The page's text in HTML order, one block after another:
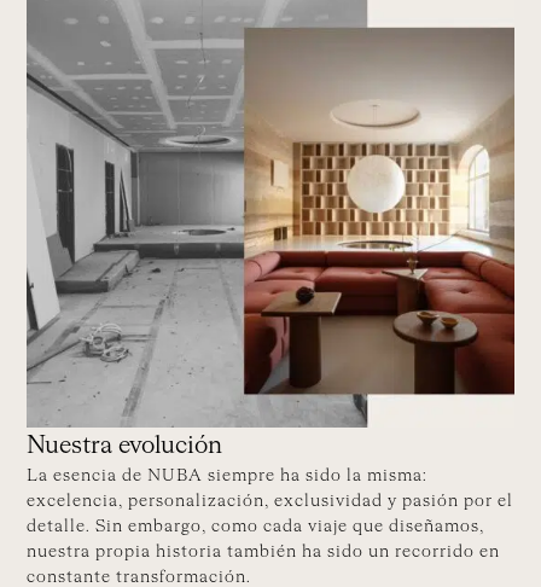
Nuestra evolución
La esencia de NUBA siempre ha sido la misma:
excelencia, personalización, exclusividad y pasión por el
detalle. Sin embargo, como cada viaje que diseñamos,
nuestra propia historia también ha sido un recorrido en
constante transformación.